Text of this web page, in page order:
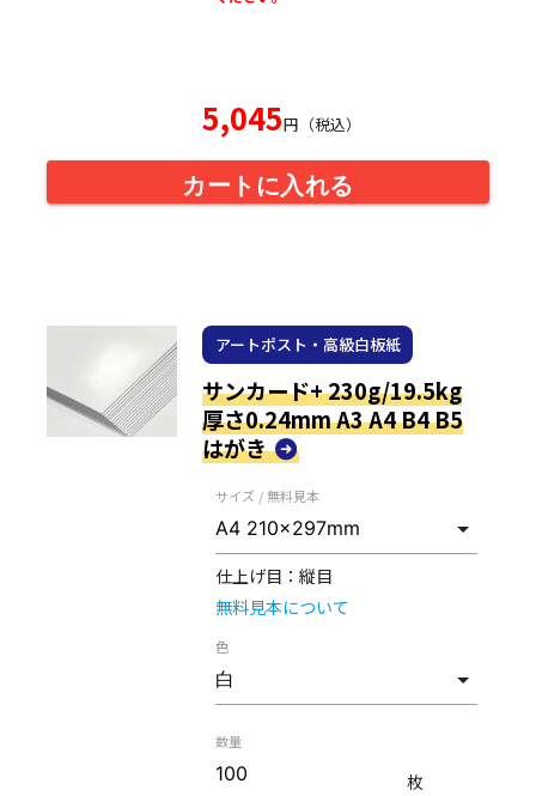
5,045円（税込）
カートに入れる
アートポスト・高級白板紙
サンカード+ 230g/19.5kg
厚さ0.24mm A3 A4 B4 B5
はがき
サイズ / 無料見本
仕上げ目： 縦目
無料見本について
色
数量
枚